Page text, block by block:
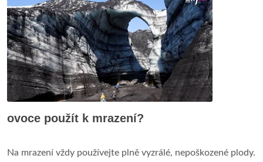
ovoce použít k mrazení?
Na mrazení vždy používejte plně vyzrálé, nepoškozené plody.